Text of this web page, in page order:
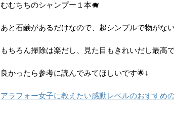
むむちちのシャンプー１本🐗
あと石鹸があるだけなので、超シンプルで物がな
もちろん掃除は楽だし、見た目もきれいだし最高
良かったら参考に読んでみてほしいです🌟↓
アラフォー女子に教えたい感動レベルのおすすめ